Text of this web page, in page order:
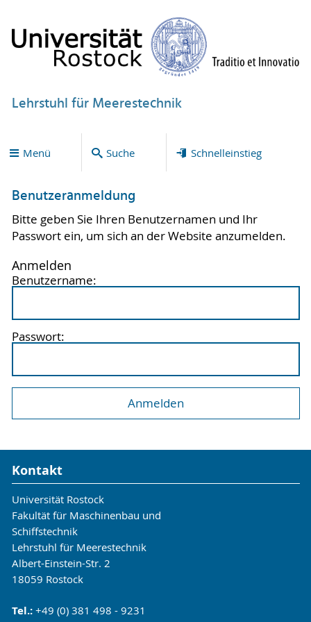
Lehrstuhl für Meerestechnik
Menü Suche Schnelleinstieg
Benutzeranmeldung
Bitte geben Sie Ihren Benutzernamen und Ihr
Passwort ein, um sich an der Website anzumelden.
Anmelden
Benutzername:
Passwort:
Kontakt
Universität Rostock
Fakultät für Maschinenbau und
Schiffstechnik
Lehrstuhl für Meerestechnik
Albert-Einstein-Str. 2
18059 Rostock
Tel.:+49 (0) 381 498 - 9231